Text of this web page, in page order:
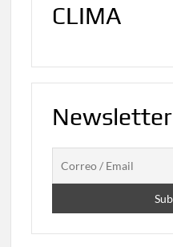
CLIMA
Newsletter